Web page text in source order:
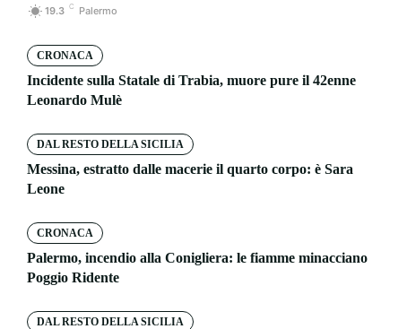
19.3 C Palermo
CRONACA
Incidente sulla Statale di Trabia, muore pure il 42enne
Leonardo Mulè
DAL RESTO DELLA SICILIA
Messina, estratto dalle macerie il quarto corpo: è Sara
Leone
CRONACA
Palermo, incendio alla Conigliera: le fiamme minacciano
Poggio Ridente
DAL RESTO DELLA SICILIA